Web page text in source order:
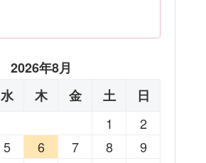
2026年8月
水 木 金 土
日
1
2
5 6 7 8
9